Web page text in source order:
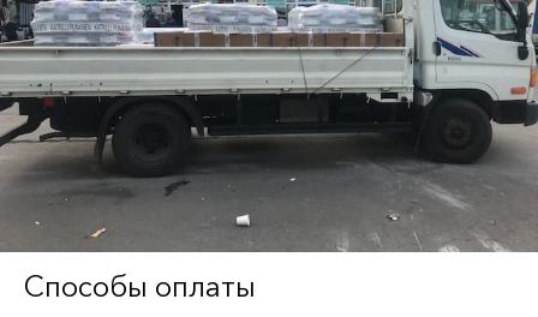
Способы оплаты